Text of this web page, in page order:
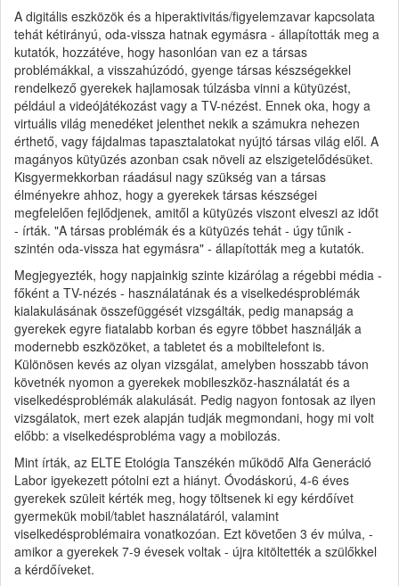
A digitális eszközök és a hiperaktivitás/figyelemzavar kapcsolata
tehát kétirányú, oda-vissza hatnak egymásra - állapították meg a
kutatók, hozzátéve, hogy hasonlóan van ez a társas
problémákkal, a visszahúzódó, gyenge társas készségekkel
rendelkező gyerekek hajlamosak túlzásba vinni a kütyüzést,
például a videójátékozást vagy a TV-nézést. Ennek oka, hogy a
virtuális világ menedéket jelenthet nekik a számukra nehezen
érthető, vagy fájdalmas tapasztalatokat nyújtó társas világ elől. A
magányos kütyüzés azonban csak növeli az elszigetelődésüket.
Kisgyermekkorban ráadásul nagy szükség van a társas
élményekre ahhoz, hogy a gyerekek társas készségei
megfelelően fejlődjenek, amitől a kütyüzés viszont elveszi az időt
- írták. "A társas problémák és a kütyüzés tehát - úgy tűnik -
szintén oda-vissza hat egymásra" - állapították meg a kutatók.
Megjegyezték, hogy napjainkig szinte kizárólag a régebbi média -
főként a TV-nézés - használatának és a viselkedésproblémák
kialakulásának összefüggését vizsgálták, pedig manapság a
gyerekek egyre fiatalabb korban és egyre többet használják a
modernebb eszközöket, a tabletet és a mobiltelefont is.
Különösen kevés az olyan vizsgálat, amelyben hosszabb távon
követnék nyomon a gyerekek mobileszköz-használatát és a
viselkedésproblémák alakulását. Pedig nagyon fontosak az ilyen
vizsgálatok, mert ezek alapján tudják megmondani, hogy mi volt
előbb: a viselkedésprobléma vagy a mobilozás.
Mint írták, az ELTE Etológia Tanszékén működő Alfa Generáció
Labor igyekezett pótolni ezt a hiányt. Óvodáskorú, 4-6 éves
gyerekek szüleit kérték meg, hogy töltsenek ki egy kérdőívet
gyermekük mobil/tablet használatáról, valamint
viselkedésproblémaira vonatkozóan. Ezt követően 3 év múlva, -
amikor a gyerekek 7-9 évesek voltak - újra kitöltették a szülőkkel
a kérdőíveket.